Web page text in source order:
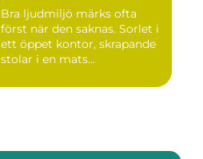
Bra ljudmiljö märks ofta
först när den saknas. Sorlet i
ett öppet kontor, skrapande
stolar i en mats...